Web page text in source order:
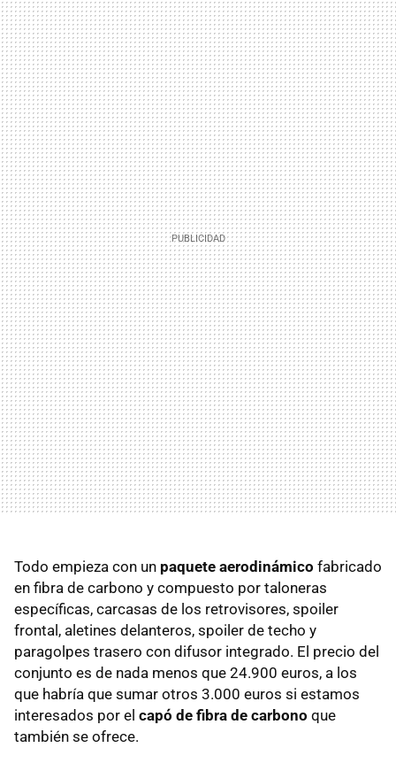
Todo empieza con un paquete aerodinámico fabricado
en fibra de carbono y compuesto por taloneras
específicas, carcasas de los retrovisores, spoiler
frontal, aletines delanteros, spoiler de techo y
paragolpes trasero con difusor integrado. El precio del
conjunto es de nada menos que 24.900 euros, a los
que habría que sumar otros 3.000 euros si estamos
interesados por el capó de fibra de carbono que
también se ofrece.